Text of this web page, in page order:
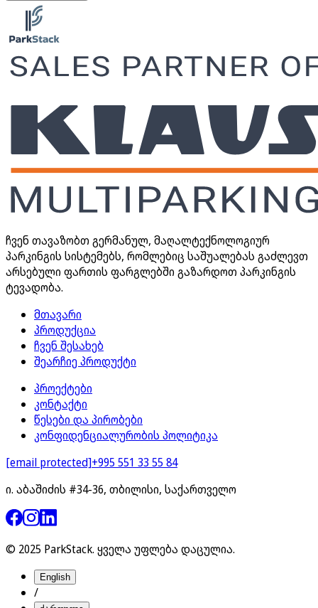
ჩვენ თავაზობთ გერმანულ, მაღალტექნოლოგიურ
პარკინგის სისტემებს, რომლებიც საშუალებას გაძლევთ
არსებული ფართის ფარგლებში გაზარდოთ პარკინგის
ტევადობა.
მთავარი
პროდუქცია
ჩვენ შესახებ
შეარჩიე პროდუქტი
პროექტები
კონტაქტი
წესები და პირობები
კონფიდენციალურობის პოლიტიკა
[email protected]+995 551 33 55 84
ი. აბაშიძის #34-36, თბილისი, საქართველო
© 2025 ParkStack. ყველა უფლება დაცულია.
English
/